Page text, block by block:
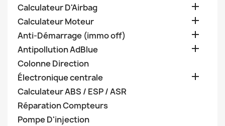
Calculateur D'Airbag 
Calculateur Moteur 
Anti-Démarrage (immo off) 
Antipollution AdBlue 
Colonne Direction
Électronique centrale

Calculateur ABS / ESP / ASR
Réparation Compteurs
Pompe D'injection